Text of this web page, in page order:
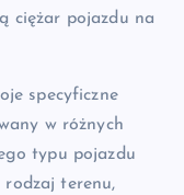
ciężar pojazdu na
specyficzne
w różnych
typu pojazdu
rodzaj terenu,